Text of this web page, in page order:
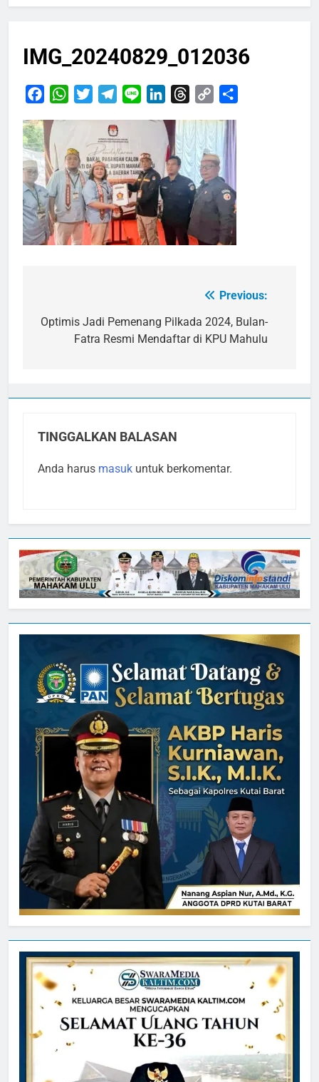
IMG_20240829_012036
FacebookWhatsApp
TwitterTelegram
Line LinkedInThreads
Copy
pos
Previous:
Optimis Jadi Pemenang Pilkada 2024, Bulan-
Fatra Resmi Mendaftar di KPU Mahulu
TINGGALKAN BALASAN
Anda harus masuk untuk berkomentar.